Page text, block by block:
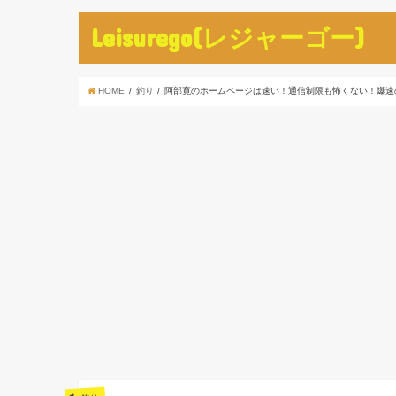
Leisurego(レジャーゴー)
HOME 釣り 阿部寛のホームページは速い！通信制限も怖くない！爆